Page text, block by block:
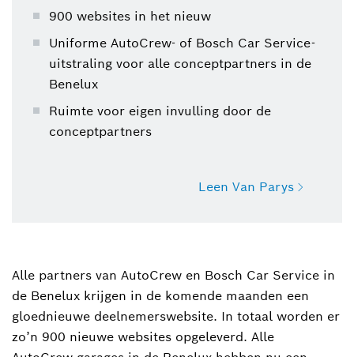
900 websites in het nieuw
Uniforme AutoCrew- of Bosch Car Service-
uitstraling voor alle conceptpartners in de
Benelux
Ruimte voor eigen invulling door de
conceptpartners
Leen Van Parys
leen.van.parys@outsource.be
Alle partners van AutoCrew en Bosch Car Service in
de Benelux krijgen in de komende maanden een
gloednieuwe deelnemerswebsite. In totaal worden er
zo’n 900 nieuwe websites opgeleverd. Alle